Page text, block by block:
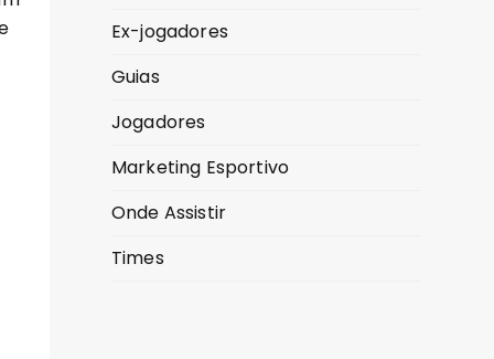
Ex-jogadores
Guias
Jogadores
Marketing Esportivo
Onde Assistir
Times